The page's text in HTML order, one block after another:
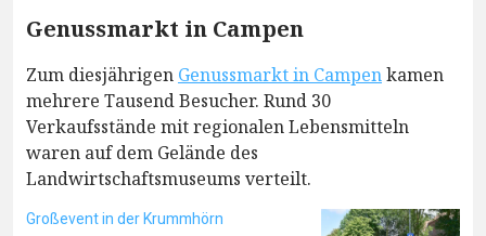
Genussmarkt in Campen
Zum diesjährigen Genussmarkt in Campenkamen
mehrere Tausend Besucher. Rund 30
Verkaufsstände mit regionalen Lebensmitteln
waren auf dem Gelände des
Landwirtschaftsmuseums verteilt.
Großevent in der Krummhörn